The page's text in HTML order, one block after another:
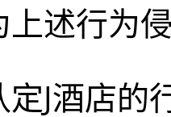
上述行为
J酒店的